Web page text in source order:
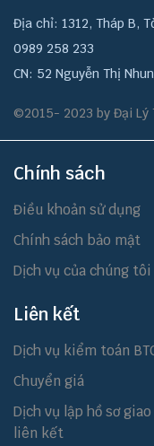
Địa chỉ: 1312, Tháp B,
0989 258 233
CN: 52 Nguyễn Thị
©2015- 2023 by Đại Lý
Chính sách
Điều khoản sử dụng
Chính sách bảo mật
Dịch vụ của chúng tôi
Liên kết
Dịch vụ kiểm toán
Chuyển giá
Dịch vụ lập hồ sơ
liên kết